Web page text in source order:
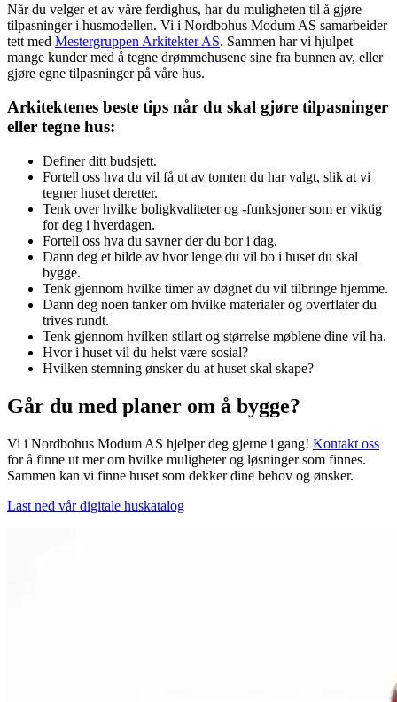
Når du velger et av våre ferdighus, har du muligheten til å gjøre
tilpasninger i husmodellen. Vi i Nordbohus Modum AS samarbeider
tett med Mestergruppen Arkitekter AS. Sammen har vi hjulpet
mange kunder med å tegne drømmehusene sine fra bunnen av, eller
gjøre egne tilpasninger på våre hus.
Arkitektenes beste tips når du skal gjøre tilpasninger
eller tegne hus:
Definer ditt budsjett.
Fortell oss hva du vil få ut av tomten du har valgt, slik at vi
tegner huset deretter.
Tenk over hvilke boligkvaliteter og -funksjoner som er viktig
for deg i hverdagen.
Fortell oss hva du savner der du bor i dag.
Dann deg et bilde av hvor lenge du vil bo i huset du skal
bygge.
Tenk gjennom hvilke timer av døgnet du vil tilbringe hjemme.
Dann deg noen tanker om hvilke materialer og overflater du
trives rundt.
Tenk gjennom hvilken stilart og størrelse møblene dine vil ha.
Hvor i huset vil du helst være sosial?
Hvilken stemning ønsker du at huset skal skape?
Går du med planer om å bygge?
Vi i Nordbohus Modum AS hjelper deg gjerne i gang! Kontakt oss
for å finne ut mer om hvilke muligheter og løsninger som finnes.
Sammen kan vi finne huset som dekker dine behov og ønsker.
Last ned vår digitale huskatalog